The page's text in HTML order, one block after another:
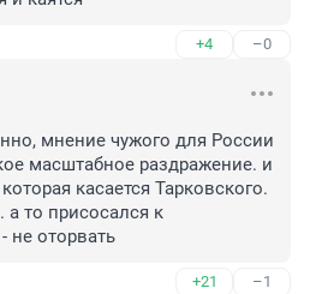
+4 –0
мнение чужого для России
масштабное раздражение. и
касается Тарковского.
а то присосался к
не оторвать
+21 –1